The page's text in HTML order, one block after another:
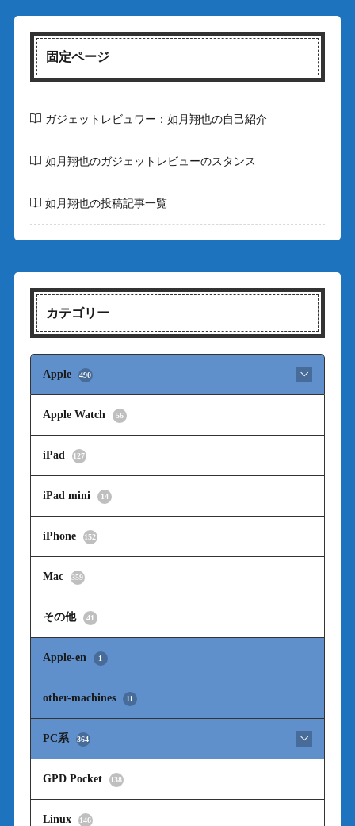
固定ページ
ガジェットレビュワー：如月翔也の自己紹介
如月翔也のガジェットレビューのスタンス
如月翔也の投稿記事一覧
カテゴリー
Apple 490
Apple Watch 56
iPad 127
iPad mini 14
iPhone 152
Mac 359
その他 41
Apple-en 1
other-machines 11
PC系 364
GPD Pocket 138
Linux 146